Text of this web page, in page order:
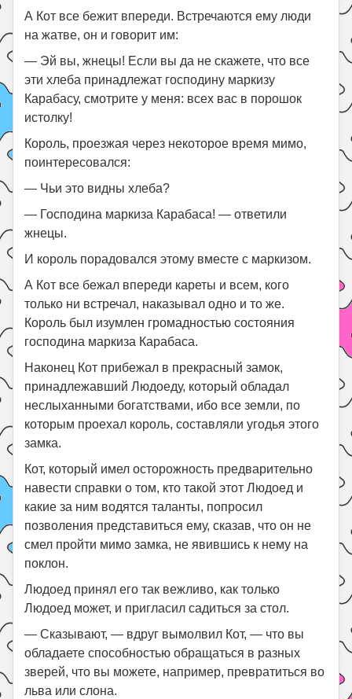
А Кот все бежит впереди. Встречаются ему люди
на жатве, он и говорит им:
— Эй вы, жнецы! Если вы да не скажете, что все
эти хлеба принадлежат господину маркизу
Карабасу, смотрите у меня: всех вас в порошок
истолку!
Король, проезжая через некоторое время мимо,
поинтересовался:
— Чьи это видны хлеба?
— Господина маркиза Карабаса! — ответили
жнецы.
И король порадовался этому вместе с маркизом.
А Кот все бежал впереди кареты и всем, кого
только ни встречал, наказывал одно и то же.
Король был изумлен громадностью состояния
господина маркиза Карабаса.
Наконец Кот прибежал в прекрасный замок,
принадлежавший Людоеду, который обладал
неслыханными богатствами, ибо все земли, по
которым проехал король, составляли угодья этого
замка.
Кот, который имел осторожность предварительно
навести справки о том, кто такой этот Людоед и
какие за ним водятся таланты, попросил
позволения представиться ему, сказав, что он не
смел пройти мимо замка, не явившись к нему на
поклон.
Людоед принял его так вежливо, как только
Людоед может, и пригласил садиться за стол.
— Сказывают, — вдруг вымолвил Кот, — что вы
обладаете способностью обращаться в разных
зверей, что вы можете, например, превратиться во
льва или слона.